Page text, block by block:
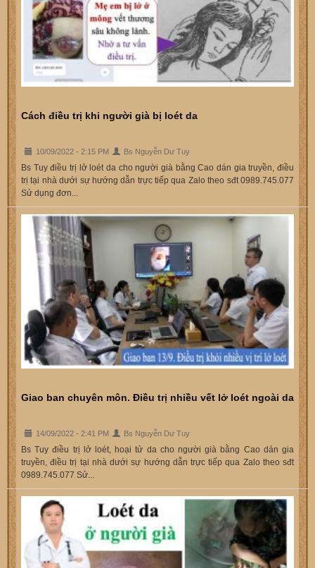
Cách điều trị khi người già bị loét da
10/09/2022 - 2:15 PM Bs Nguyễn Dư Tuy
Bs Tuy điều trị lở loét da cho người già bằng Cao dán gia truyền, điều
trị tại nhà dưới sự hướng dẫn trực tiếp qua Zalo theo sđt 0989.745.077
Sử dụng đơn...
Giao ban chuyên môn. Điều trị nhiều vết lở loét ngoài da
14/09/2022 - 2:41 PM Bs Nguyễn Dư Tuy
Bs Tuy điều trị lở loét, hoại tử da cho người già bằng Cao dán gia
truyền, điều trị tại nhà dưới sự hướng dẫn trực tiếp qua Zalo theo sđt
0989.745.077 Sử...